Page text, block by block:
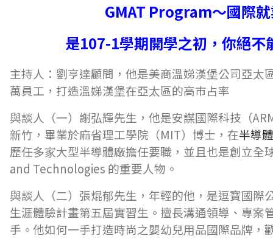
GMAT Program～國際
是107-1學期開學之初，你絕不
主持人：劉亨達顧問，他是美商溫娣漢堡公司亞太
萬員工，打造溫娣漢堡在亞太區的高市占率
與談人（一）謝弘輝先生，他是安謀國際科技（
新竹，畢業於麻省理工學院（MIT）博士，在半導體
歷任多家大型半導體廠擔任要職，並且也是創立全
and Technologies 的重要人物。
與談人（二）張焜郁先生，年輕的他，是逗寶國際
生涯體驗計畫第五屆實習生。擅長溝通領導、專案
手。他如何一手打造時尚之嬰幼兒用品國際品牌，